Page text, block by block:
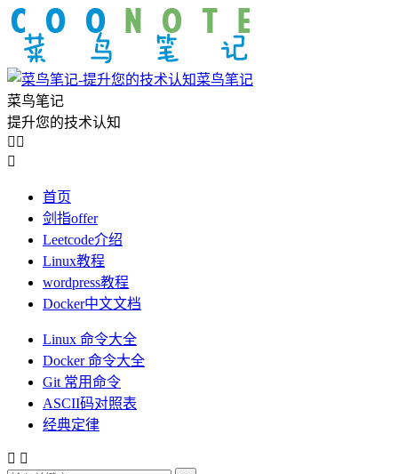
菜鸟笔记
菜鸟笔记
提升您的技术认知
 

首页
剑指offer
Leetcode介绍
Linux教程
wordpress教程
Docker中文文档
Linux 命令大全
Docker 命令大全
Git 常用命令
ASCII码对照表
经典定律
 